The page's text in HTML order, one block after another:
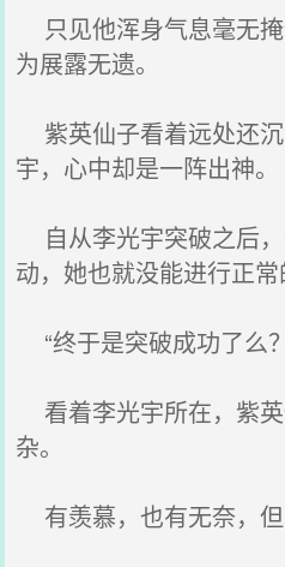
只见他浑身气息毫无
为展露无遗。
紫英仙子看着远处还
宇，心中却是一阵出神。
自从李光宇突破之后
动，她也就没能进行正常
“终于是突破成功了么
看着李光宇所在，紫
杂。
有羡慕，也有无奈，但